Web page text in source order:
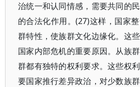
治统一和认同情感，需要共同的
的合法化作用。(27)这样，国家
群特性，使族群文化边缘化。这
国家内部危机的重要原因。从族
群都有独特的权利要求。这些权
要国家推行差异政治，对少数族